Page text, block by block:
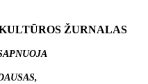
ŽURNALAS